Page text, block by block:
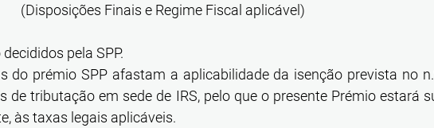
(Disposições Finais e Regime Fiscal aplicável)
pela SPP.
do prémio SPP afastam a aplicabilidade da isenção prevista no
de tributação em sede de IRS, pelo que o presente Prémio estará
às taxas legais aplicáveis.